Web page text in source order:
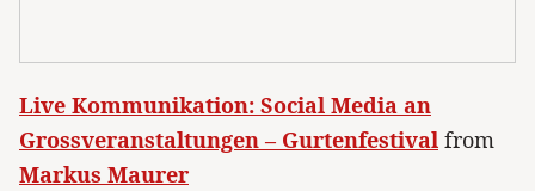
Live Kommunikation: Social Media an
Grossveranstaltungen – Gurtenfestival from
Markus Maurer